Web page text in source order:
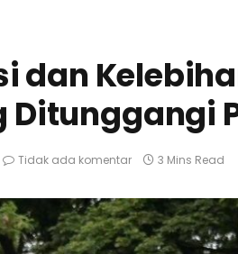
dan
Ditunggangi
Tidak ada komentar 3 Mins Read